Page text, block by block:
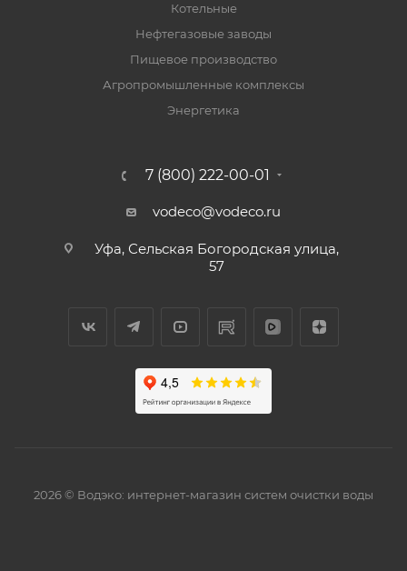
Котельные
Нефтегазовые заводы
Пищевое производство
Агропромышленные комплексы
Энергетика
7 (800) 222-00-01
vodeco@vodeco.ru
Уфа, Сельская Богородская улица,
57
2026 © Водэко: интернет-магазин систем очистки воды